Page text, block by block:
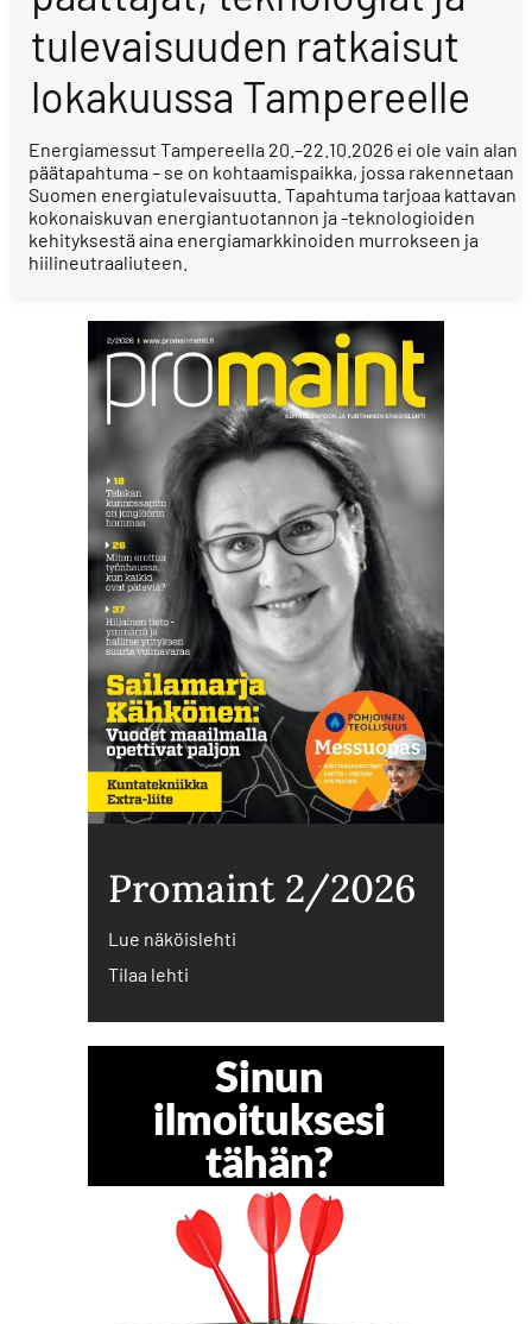
tulevaisuuden ratkaisut
lokakuussa Tampereelle
Energiamessut Tampereella 20.–22.10.2026 ei ole vain alan
päätapahtuma – se on kohtaamispaikka, jossa rakennetaan
Suomen energiatulevaisuutta. Tapahtuma tarjoaa kattavan
kokonaiskuvan energiantuotannon ja -teknologioiden
kehityksestä aina energiamarkkinoiden murrokseen ja
hiilineutraaliuteen.
Promaint 2/2026
Lue näköislehti
Tilaa lehti